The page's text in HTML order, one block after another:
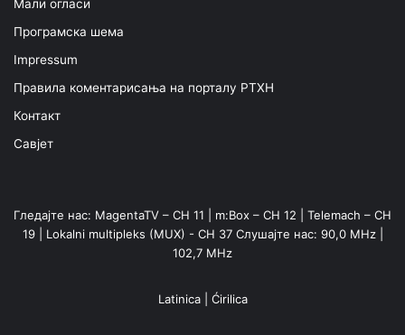
Мали огласи
Програмска шема
Impressum
Правила коментарисања на порталу РТХН
Контакт
Савјет
Гледајте нас: MagentaTV – CH 11 | m:Box – CH 12 | Telemach – CH
19 | Lokalni multipleks (MUX) - CH 37 Слушајте нас: 90,0 MHz |
102,7 MHz
Latinica| Ćirilica